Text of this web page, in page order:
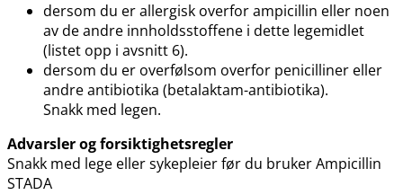
dersom du er allergisk overfor ampicillin eller noen
av de andre innholdsstoffene i dette legemidlet
(listet opp i avsnitt 6).
dersom du er overfølsom overfor penicilliner eller
andre antibiotika (betalaktam-antibiotika).
Snakk med legen.
Advarsler og forsiktighetsregler
Snakk med lege eller sykepleier før du bruker Ampicillin
STADA